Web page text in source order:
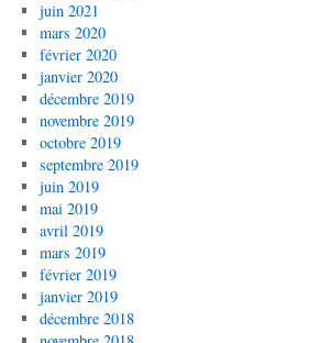
juin 2021
mars 2020
février 2020
janvier 2020
décembre 2019
novembre 2019
octobre 2019
septembre 2019
juin 2019
mai 2019
avril 2019
mars 2019
février 2019
janvier 2019
décembre 2018